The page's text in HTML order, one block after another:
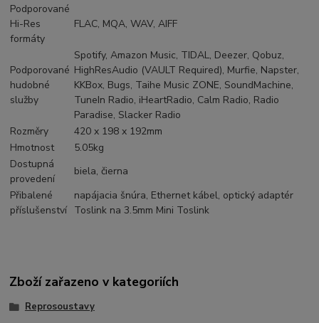
Podporované
Hi-Res
formáty
FLAC, MQA, WAV, AIFF
Podporované
hudobné
služby
Spotify, Amazon Music, TIDAL, Deezer, Qobuz,
HighResAudio (VAULT Required), Murfie, Napster,
KKBox, Bugs, Taihe Music ZONE, SoundMachine,
TuneIn Radio, iHeartRadio, Calm Radio, Radio
Paradise, Slacker Radio
Rozměry
420 x 198 x 192mm
Hmotnost
5.05kg
Dostupná
provedení
biela, čierna
Přibalené
příslušenství
napájacia šnúra, Ethernet kábel, optický adaptér
Toslink na 3.5mm Mini Toslink
Zboží zařazeno v kategoriích
Reprosoustavy